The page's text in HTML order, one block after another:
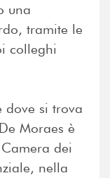
una
tramite le
colleghi
dove si trova
Moraes è
dei
nella